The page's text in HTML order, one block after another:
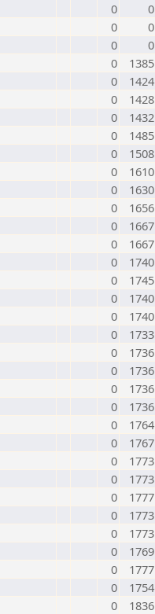
0
0
0
0
0
0
0
1385
0
1424
0
1428
0
1432
0
1485
0
1508
0
1610
0
1630
0
1656
0
1667
0
1667
0
1740
0
1745
0
1740
0
1740
0
1733
0
1736
0
1736
0
1736
0
1736
0
1764
0
1767
0
1773
0
1773
0
1777
0
1773
0
1773
0
1769
0
1777
0
1754
0
1836